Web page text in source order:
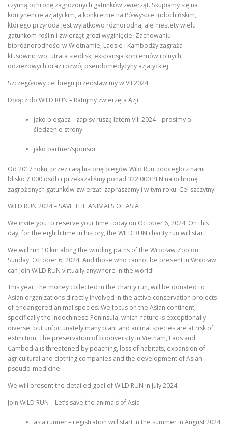
czynną ochronę zagrożonych gatunków zwierząt. Skupiamy się na
kontynencie azjatyckim, a konkretnie na Półwyspie Indochińskim,
którego przyroda jest wyjątkowo różnorodna, ale niestety wielu
gatunkom roślin i zwierząt grozi wyginięcie. Zachowaniu
bioróżnorodności w Wietnamie, Laosie i Kambodży zagraża
kłusownictwo, utrata siedlisk, ekspansja koncernów rolnych,
odzieżowych oraz rozwój pseudomedycyny azjatyckiej.
Szczegółowy cel biegu przedstawimy w VII 2024.
Dołącz do WILD RUN – Ratujmy zwierzęta Azji
jako biegacz – zapisy ruszą latem VIII 2024 – prosimy o
śledzenie strony
jako partner/sponsor
Od 2017 roku, przez całą historię biegów Wild Run, pobiegło z nami
blisko 7 000 osób i przekazaliśmy ponad 322 000 PLN na ochronę
zagrożonych gatunków zwierząt! zapraszamy i w tym roku. Cel szczytny!
WILD RUN 2024 – SAVE THE ANIMALS OF ASIA
We invite you to reserve your time today on October 6, 2024. On this
day, for the eighth time in history, the WILD RUN charity run will start!
We will run 10 km along the winding paths of the Wrocław Zoo on
Sunday, October 6, 2024. And those who cannot be present in Wrocław
can join WILD RUN virtually anywhere in the world!
This year, the money collected in the charity run, will be donated to
Asian organizations directly involved in the active conservation projects
of endangered animal species. We focus on the Asian continent,
specifically the Indochinese Peninsula, which nature is exceptionally
diverse, but unfortunately many plant and animal species are at risk of
extinction. The preservation of biodiversity in Vietnam, Laos and
Cambodia is threatened by poaching, loss of habitats, expansion of
agricultural and clothing companies and the development of Asian
pseudo-medicine.
We will present the detailed goal of WILD RUN in July 2024.
Join WILD RUN – Let’s save the animals of Asia
as a runner – registration will start in the summer in August 2024